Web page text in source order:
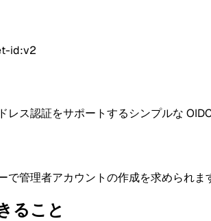
id:v2
レス認証をサポートするシンプルな
で管理者アカウントの作成を求められ
ること